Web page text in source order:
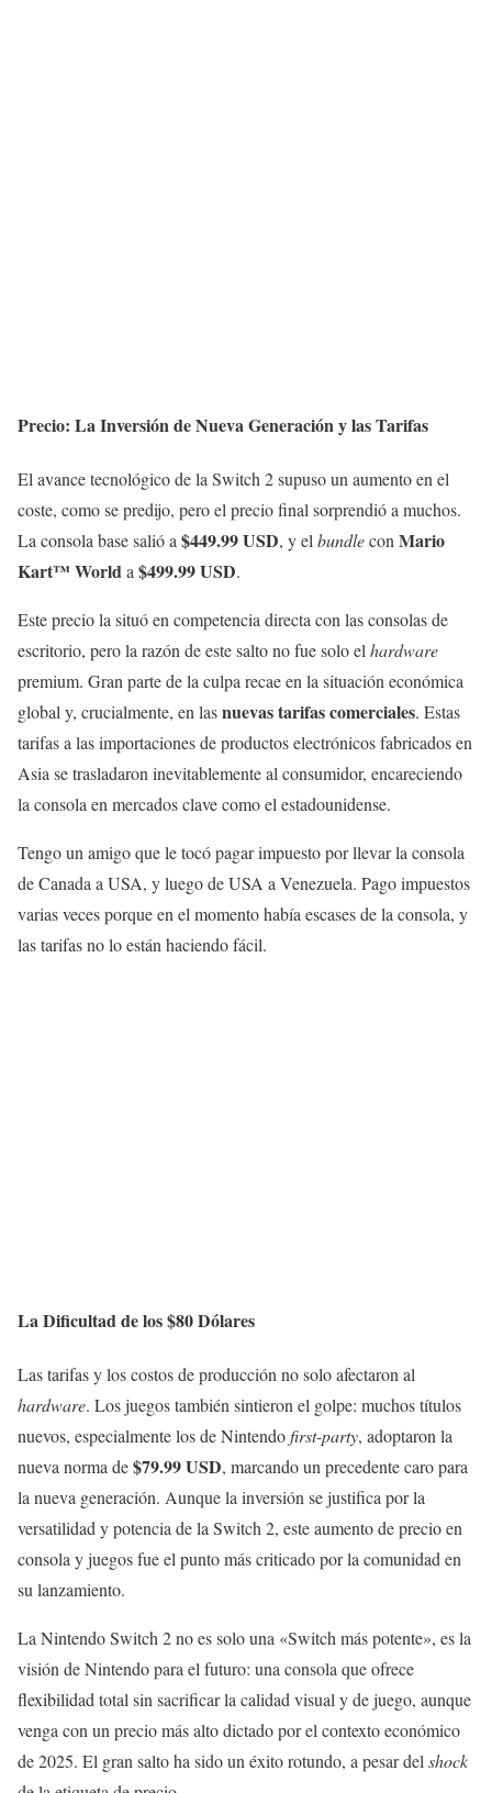
Precio: La Inversión de Nueva Generación y las Tarifas
El avance tecnológico de la Switch 2 supuso un aumento en el
coste, como se predijo, pero el precio final sorprendió a muchos.
La consola base salió a $449.99 USD, y el bundlecon Mario
Kart™ Worlda $499.99 USD.
Este precio la situó en competencia directa con las consolas de
escritorio, pero la razón de este salto no fue solo el hardware
premium. Gran parte de la culpa recae en la situación económica
global y, crucialmente, en lasnuevas tarifas comerciales. Estas
tarifas a las importaciones de productos electrónicos fabricados en
Asia se trasladaron inevitablemente al consumidor, encareciendo
la consola en mercados clave como el estadounidense.
Tengo un amigo que le tocó pagar impuesto por llevar la consola
de Canada a USA, y luego de USA a Venezuela. Pago impuestos
varias veces porque en el momento había escases de la consola, y
las tarifas no lo están haciendo fácil.
La Dificultad de los $80 Dólares
Las tarifas y los costos de producción no solo afectaron al
hardware. Los juegos también sintieron el golpe: muchos títulos
nuevos, especialmente los de Nintendofirst-party, adoptaron la
nueva norma de$79.99 USD, marcando un precedente caro para
la nueva generación. Aunque la inversión se justifica por la
versatilidad y potencia de la Switch 2, este aumento de precio en
consola y juegos fue el punto más criticado por la comunidad en
su lanzamiento.
La Nintendo Switch 2 no es solo una «Switch más potente», es la
visión de Nintendo para el futuro: una consola que ofrece
flexibilidad total sin sacrificar la calidad visual y de juego, aunque
venga con un precio más alto dictado por el contexto económico
de 2025. El gran salto ha sido un éxito rotundo, a pesar delshock